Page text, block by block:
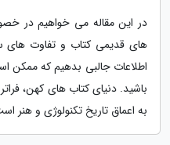
در این مقاله می خواهیم
های قدیمی کتاب و تفاوت های
اطلاعات جالبی بدهیم که ممکن
باشید. دنیای کتاب های کهن،
به اعماق تاریخ تکنولوژی و هنر